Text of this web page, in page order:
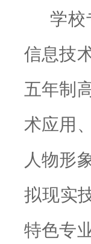
学校
信息技
五年制
术应用
人物形
拟现实
特色专业